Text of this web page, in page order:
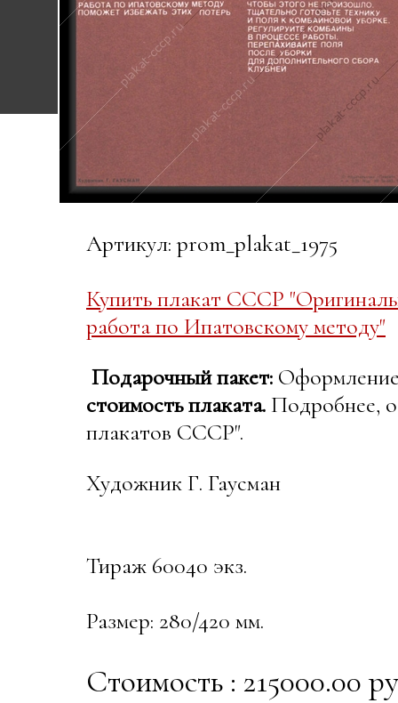
Артикул: prom_plakat_1975
Купить плакат СССР
работа по Ипатовскому методу"
Подарочный пакет: Оформление
стоимость плаката. Подробнее,
плакатов СССР".
Художник Г. Гаусман
Тираж 60040 экз.
Размер: 280/420 мм.
Стоимость : 215000.00